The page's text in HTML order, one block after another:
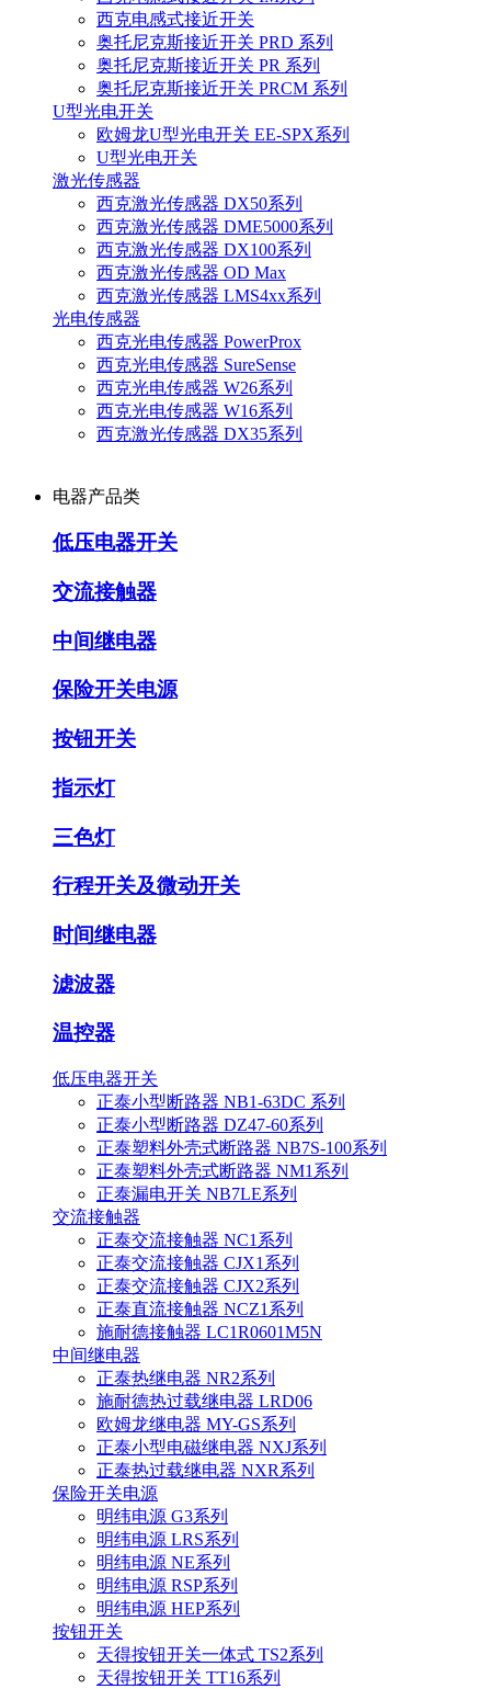
西克电感式接近开关
奥托尼克斯接近开关 PRD 系列
奥托尼克斯接近开关 PR 系列
奥托尼克斯接近开关 PRCM 系列
U型光电开关
欧姆龙U型光电开关 EE-SPX系列
U型光电开关
激光传感器
西克激光传感器 DX50系列
西克激光传感器 DME5000系列
西克激光传感器 DX100系列
西克激光传感器 OD Max
西克激光传感器 LMS4xx系列
光电传感器
西克光电传感器 PowerProx
西克光电传感器 SureSense
西克光电传感器 W26系列
西克光电传感器 W16系列
西克激光传感器 DX35系列
电器产品类
低压电器开关
交流接触器
中间继电器
保险开关电源
按钮开关
指示灯
三色灯
行程开关及微动开关
时间继电器
滤波器
温控器
低压电器开关
正泰小型断路器 NB1-63DC 系列
正泰小型断路器 DZ47-60系列
正泰塑料外壳式断路器 NB7S-100系列
正泰塑料外壳式断路器 NM1系列
正泰漏电开关 NB7LE系列
交流接触器
正泰交流接触器 NC1系列
正泰交流接触器 CJX1系列
正泰交流接触器 CJX2系列
正泰直流接触器 NCZ1系列
施耐德接触器 LC1R0601M5N
中间继电器
正泰热继电器 NR2系列
施耐德热过载继电器 LRD06
欧姆龙继电器 MY-GS系列
正泰小型电磁继电器 NXJ系列
正泰热过载继电器 NXR系列
保险开关电源
明纬电源 G3系列
明纬电源 LRS系列
明纬电源 NE系列
明纬电源 RSP系列
明纬电源 HEP系列
按钮开关
天得按钮开关一体式 TS2系列
天得按钮开关 TT16系列